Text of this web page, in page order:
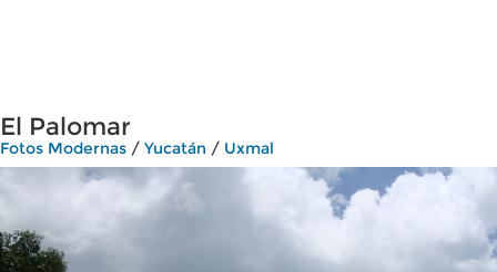
El Palomar
Fotos Modernas / Yucatán / Uxmal